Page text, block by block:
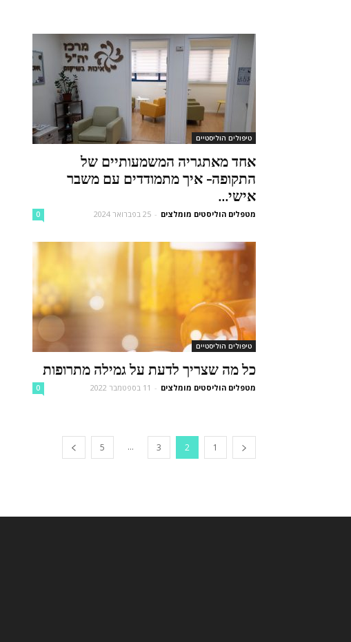
טיפולים הוליסטיים
אחד מאתגריה המשמעותיים של
התקופה- איך מתמודדים עם משבר
אישי...
מטפלים הוליסטים מומלצים - 25 בפברואר 2024 0
טיפולים הוליסטיים
כל מה שצריך לדעת על גמילה מתרופות
מטפלים הוליסטים מומלצים - 11 בספטמבר 2022 0
1
2
3
...
5